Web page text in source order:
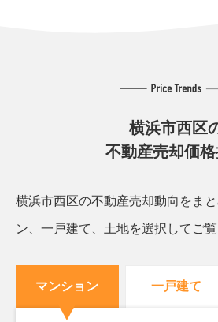
横浜市西区
不動産売却価
横浜市西区の不動産売却動向をまと
ン、一戸建て、土地を選択してご覧
マンション 一戸建て